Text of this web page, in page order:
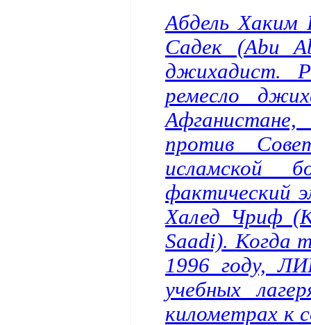
Абдель Хаким
Садек (Abu
джихадист.
ремесло
против
исламской
фактический
Халед Чриф
Saadi). Когда
1996 году,
учебных
километрах к